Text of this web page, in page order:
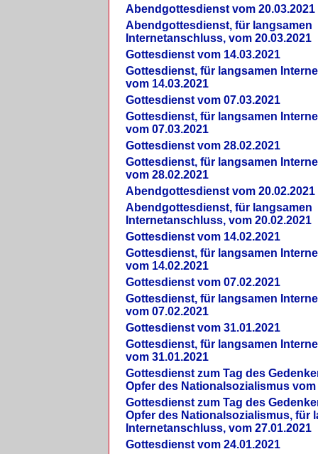
Abendgottesdienst vom 20.03.2021
Abendgottesdienst, für langsamen
Internetanschluss, vom 20.03.2021
Gottesdienst vom 14.03.2021
Gottesdienst, für langsamen
vom 14.03.2021
Gottesdienst vom 07.03.2021
Gottesdienst, für langsamen
vom 07.03.2021
Gottesdienst vom 28.02.2021
Gottesdienst, für langsamen
vom 28.02.2021
Abendgottesdienst vom 20.02.2021
Abendgottesdienst, für langsamen
Internetanschluss, vom 20.02.2021
Gottesdienst vom 14.02.2021
Gottesdienst, für langsamen
vom 14.02.2021
Gottesdienst vom 07.02.2021
Gottesdienst, für langsamen
vom 07.02.2021
Gottesdienst vom 31.01.2021
Gottesdienst, für langsamen
vom 31.01.2021
Gottesdienst zum Tag des
Opfer des Nationalsozialismus vom
Gottesdienst zum Tag des
Opfer des Nationalsozialismus, für
Internetanschluss, vom 27.01.2021
Gottesdienst vom 24.01.2021